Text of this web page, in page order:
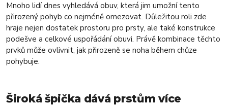
Mnoho lidí dnes vyhledává obuv, která jim umožní tento
přirozený pohyb co nejméně omezovat. Důležitou roli zde
hraje nejen dostatek prostoru pro prsty, ale také konstrukce
podešve a celkové uspořádání obuvi. Právě kombinace těchto
prvků může ovlivnit, jak přirozeně se noha během chůze
pohybuje.
Široká špička dává prstům více